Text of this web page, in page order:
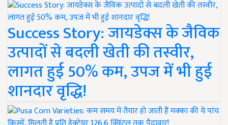
Success Story: जायडेक्स के जैविक
उत्पादों से बदली खेती की तस्वीर,
लागत हुई 50% कम, उपज में भी हुई
शानदार वृद्धि!